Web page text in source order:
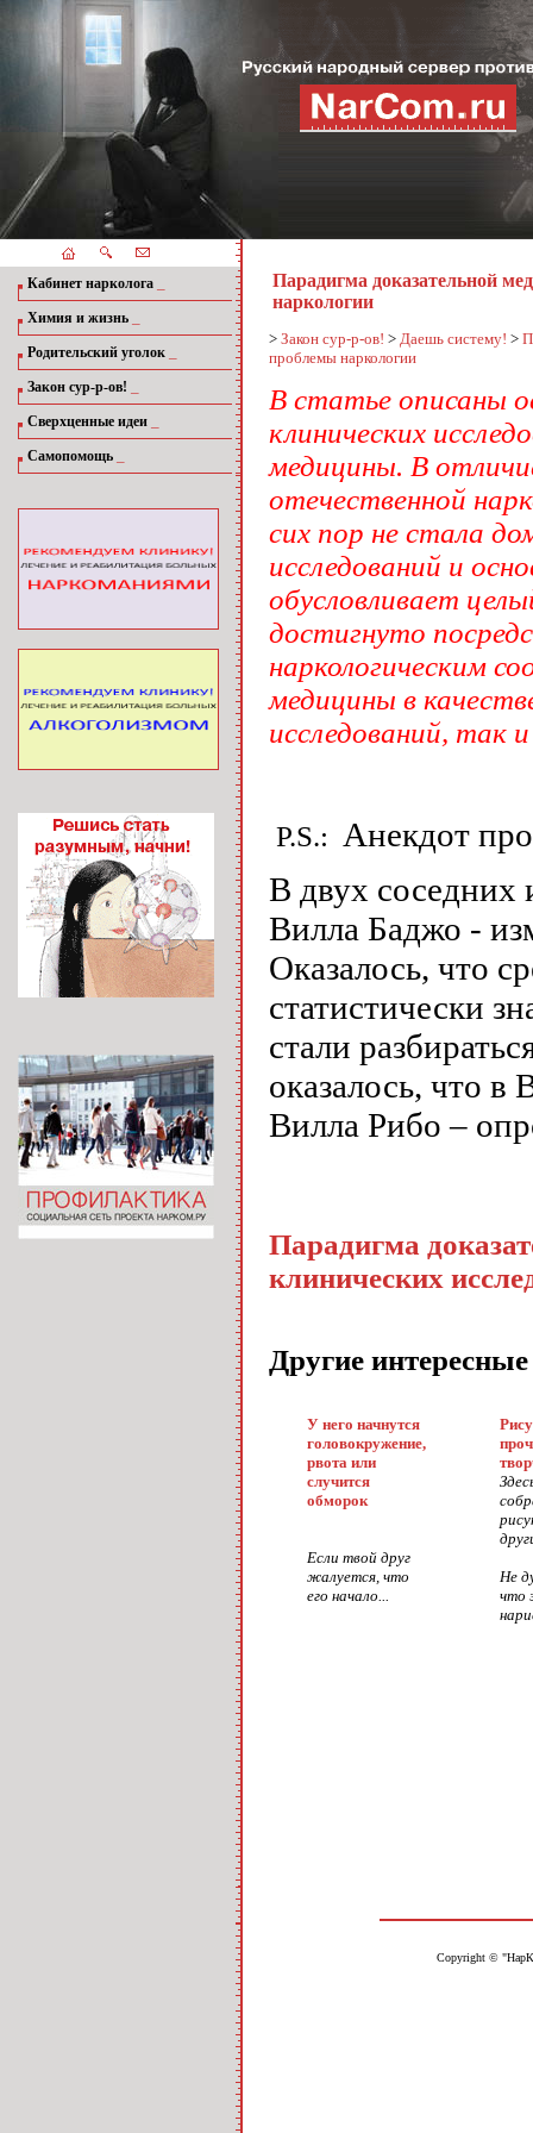
Кабинет нарколога
Химия и жизнь
Родительский уголок
Закон сур-р-ов!
Сверхценные идеи
Самопомощь
Парадигма доказательной
наркологии
> Закон сур-р-ов! > Даешь систему! >
проблемы наркологии
В статье описаны
клинических
медицины. В
отечественной
сих пор не стала
исследований и
обусловливает
достигнуто
наркологическим
медицины в
исследований, так
P.S.: Анекдот
В двух соседних
Вилла Баджо -
Оказалось, что
статистически
стали
оказалось, что в
Вилла Рибо –
Парадигма
клинических
Другие
У него начнутся
головокружение,
рвота или
случится
обморок
Если твой друг
жалуется, что
его начало...
Не
что
Copyright ©